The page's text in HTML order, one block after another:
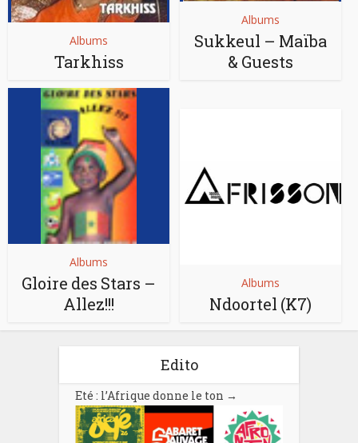
Albums
Tarkhiss
Albums
Sukkeul – Maïba
& Guests
Albums
Gloire des Stars –
Allez!!!
Albums
Ndoortel (K7)
Edito
Eté : l’Afrique donne le ton →